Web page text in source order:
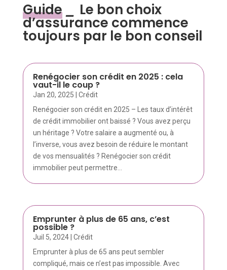
Guide _ Le bon choix
d’assurance commence
toujours par le bon conseil
Renégocier son crédit en 2025 : cela
vaut-il le coup ?
Jan 20, 2025
Crédit
Renégocier son crédit en 2025 – Les taux d’intérêt
de crédit immobilier ont baissé ? Vous avez perçu
un héritage ? Votre salaire a augmenté ou, à
l’inverse, vous avez besoin de réduire le montant
de vos mensualités ? Renégocier son crédit
immobilier peut permettre...
Emprunter à plus de 65 ans, c’est
possible ?
Juil 5, 2024| Crédit
Emprunter à plus de 65 ans peut sembler
compliqué, mais ce n’est pas impossible. Avec